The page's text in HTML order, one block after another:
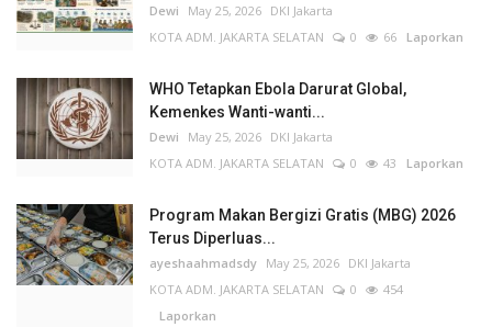
Dewi May 25, 2026 DKI Jakarta
KOTA ADM. JAKARTA SELATAN
0 66 Laporkan
WHO Tetapkan Ebola Darurat Global,
Kemenkes Wanti-wanti...
Dewi May 25, 2026 DKI Jakarta
KOTA ADM. JAKARTA SELATAN
0 43 Laporkan
Program Makan Bergizi Gratis (MBG) 2026
Terus Diperluas...
ayeshaahmadsdy May 25, 2026 DKI Jakarta
KOTA ADM. JAKARTA SELATAN
0
454
Laporkan